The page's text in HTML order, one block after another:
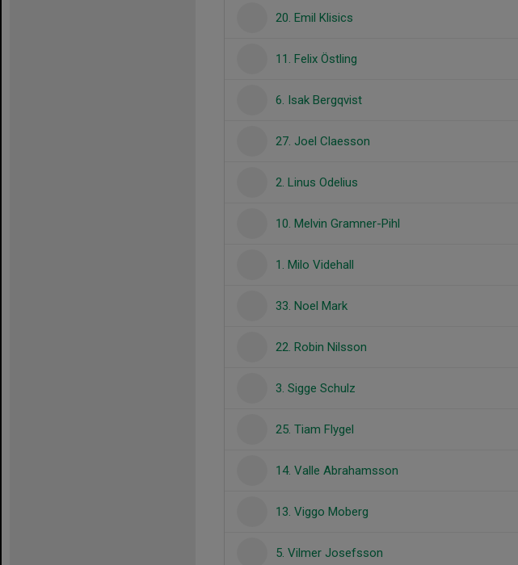
20. Emil Klisics
11. Felix Östling
6. Isak Bergqvist
27. Joel Claesson
2. Linus Odelius
10. Melvin Gramner-Pihl
1. Milo Videhall
33. Noel Mark
22. Robin Nilsson
3. Sigge Schulz
25. Tiam Flygel
14. Valle Abrahamsson
13. Viggo Moberg
5. Vilmer Josefsson